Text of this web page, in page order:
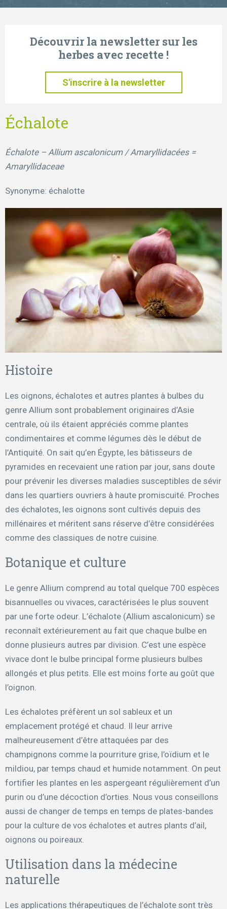
Découvrir la newsletter sur les
herbes avec recette !
S'inscrire à la newsletter
Échalote
Échalote – Allium ascalonicum / Amaryllidacées =
Amaryllidaceae
Synonyme: échalotte
Histoire
Les oignons, échalotes et autres plantes à bulbes du
genre Allium sont probablement originaires d’Asie
centrale, où ils étaient appréciés comme plantes
condimentaires et comme légumes dès le début de
l’Antiquité. On sait qu’en Égypte, les bâtisseurs de
pyramides en recevaient une ration par jour, sans doute
pour prévenir les diverses maladies susceptibles de sévir
dans les quartiers ouvriers à haute promiscuité. Proches
des échalotes, les oignons sont cultivés depuis des
millénaires et méritent sans réserve d’être considérées
comme des classiques de notre cuisine.
Botanique et culture
Le genre Allium comprend au total quelque 700 espèces
bisannuelles ou vivaces, caractérisées le plus souvent
par une forte odeur. L’échalote (Allium ascalonicum) se
reconnaît extérieurement au fait que chaque bulbe en
donne plusieurs autres par division. C’est une espèce
vivace dont le bulbe principal forme plusieurs bulbes
allongés et plus petits. Elle est moins forte au goût que
l’oignon.
Les échalotes préfèrent un sol sableux et un
emplacement protégé et chaud. Il leur arrive
malheureusement d’être attaquées par des
champignons comme la pourriture grise, l’oïdium et le
mildiou, par temps chaud et humide notamment. On peut
fortifier les plantes en les aspergeant régulièrement d’un
purin ou d’une décoction d’orties. Nous vous conseillons
aussi de changer de temps en temps de plates-bandes
pour la culture de vos échalotes et autres plants d’ail,
oignons ou poireaux.
Utilisation dans la médecine
naturelle
Les applications thérapeutiques de l’échalote sont très